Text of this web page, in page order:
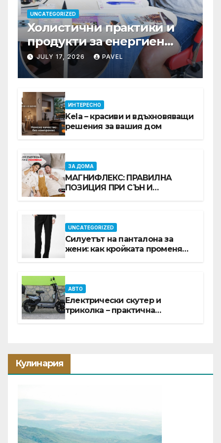
UNCATEGORIZED
Холистични практики и
продукти за енергиен
баланс в ежедневието
JULY 17, 2026 PAVEL
ИНТЕРЕСНО
Kela – красиви и вдъхновяващи
решения за вашия дом
ЗА ДОМА
МАГНИФЛЕКС: ПРАВИЛНА
ПОЗИЦИЯ ПРИ СЪН И
UNCATEGORIZED
Силуетът на панталона за
жени: как кройката променя
АВТО
Електрически скутер и
триколка – практична
Кулинария